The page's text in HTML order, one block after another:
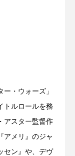
・ウォーズ」
トルロールを務
アスター監督作
アメリ』のジャ
セン』や、デヴ